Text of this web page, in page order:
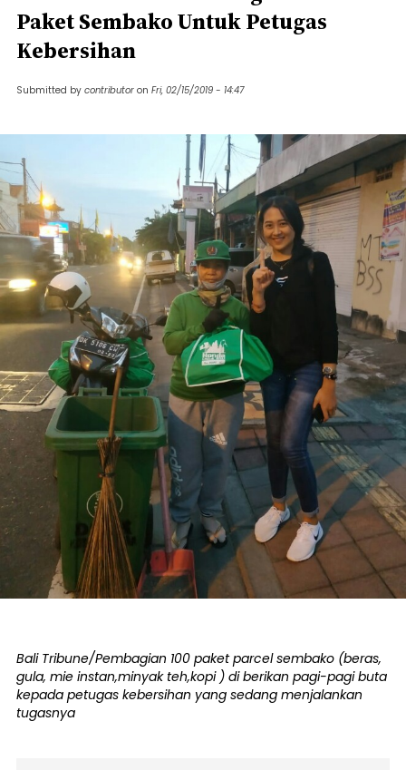
Paket Sembako Untuk Petugas
Kebersihan
Submitted by contributor on Fri, 02/15/2019 - 14:47
Bali Tribune/Pembagian 100 paket parcel sembako (beras,
gula, mie instan,minyak teh,kopi ) di berikan pagi-pagi buta
kepada petugas kebersihan yang sedang menjalankan
tugasnya